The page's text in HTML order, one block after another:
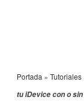
Portada » Tutoriales
tu iDevice con o sin